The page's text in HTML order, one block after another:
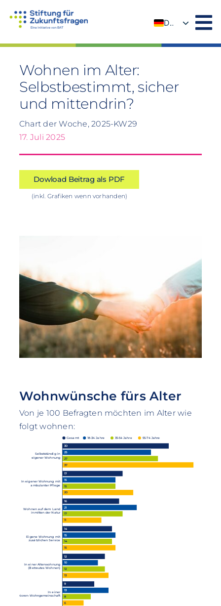
Inhalt
DE
Wohnen im Alter:
Selbstbestimmt, sicher
und mittendrin?
Chart der Woche, 2025-KW29
17. Juli 2025
Dowload Beitrag als PDF
(inkl. Grafiken wenn vorhanden)
Wohnwünsche fürs Alter
Von je 100 Befragten möchten im Alter wie
folgt wohnen:
Gesamt 18-34 Jahre 35-54 Jahre 55-74 Jahre
Selbstständig in
eigener Wohnung
30
25
27
37
In eigener Wohnung mit
ambulanter Pflege
17
15
15
20
Wohnen auf dem Land
inmitten der Natur
16
21
17
11
Eigene Wohnung mit
zusätzlichen Service
14
15
14
15
In einer Altenwohnung
(Betreutes Wohnen)
12
10
12
13
In einer
Senioren-Wohngemeinschaft
9
13
8
6